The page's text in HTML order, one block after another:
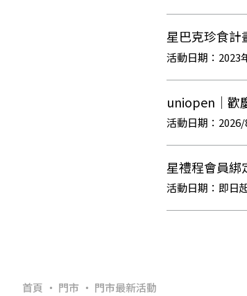
星巴克珍食計
2023
uniopen｜歡
星禮程會員綁
即日
首頁 門市 門市最新活動